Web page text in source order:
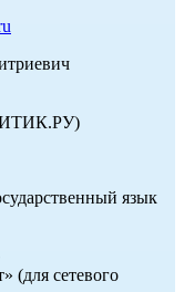
язык
(для сетевого